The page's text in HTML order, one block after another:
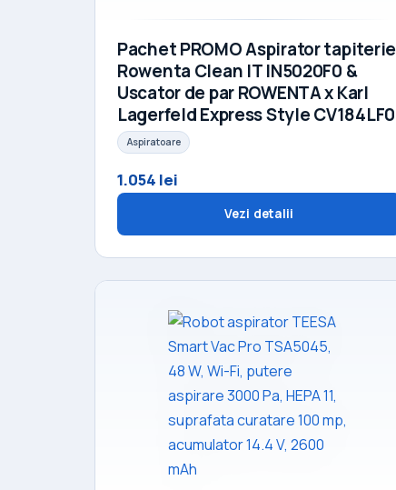
Pachet PROMO Aspirator tapiterie
Rowenta Clean IT IN5020F0 &
Uscator de par ROWENTA x Karl
Lagerfeld Express Style CV184LF0
Aspiratoare
1.054 lei
Vezi detalii